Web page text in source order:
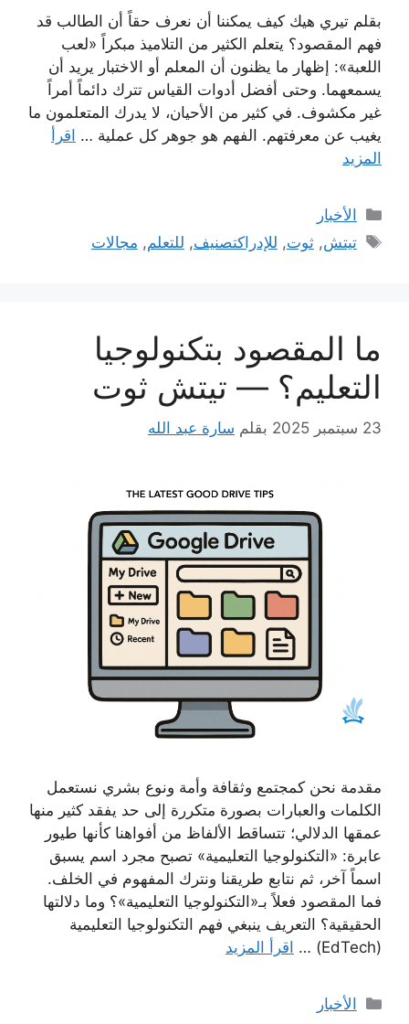
بقلم تيري هيك كيف يمكننا أن نعرف حقاً أن الطالب قد
فهم المقصود؟ يتعلم الكثير من التلاميذ مبكراً «لعب
اللعبة»: إظهار ما يظنون أن المعلم أو الاختبار يريد أن
يسمعهما. وحتى أفضل أدوات القياس تترك دائماً أمراً
غير مكشوف. في كثير من الأحيان، لا يدرك المتعلمون ما
يغيب عن معرفتهم. الفهم هو جوهر كل عملية … اقرأ
المزيد
التصنيفات
الأخبار
الوسوم
تيتش,ثوت, للإدراكتصنيف, للتعلم, مجالات
ما المقصود بتكنولوجيا
التعليم؟ — تيتش ثوت
23 سبتمبر 2025 بقلم سارة عبد الله
مقدمة نحن كمجتمع وثقافة وأمة ونوع بشري نستعمل
الكلمات والعبارات بصورة متكررة إلى حد يفقد كثير منها
عمقها الدلالي؛ تتساقط الألفاظ من أفواهنا كأنها طيور
عابرة: «التكنولوجيا التعليمية» تصبح مجرد اسم يسبق
اسماً آخر، ثم نتابع طريقنا ونترك المفهوم في الخلف.
فما المقصود فعلاً بـ«التكنولوجيا التعليمية»؟ وما دلالتها
الحقيقية؟ التعريف ينبغي فهم التكنولوجيا التعليمية
(EdTech) …
اقرأ المزيد
التصنيفات
الأخبار